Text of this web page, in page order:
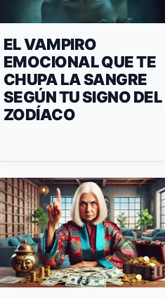
EL VAMPIRO
EMOCIONAL QUE TE
CHUPA LA SANGRE
SEGÚN TU SIGNO DEL
ZODÍACO